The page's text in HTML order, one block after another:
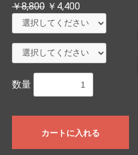
￥8,800 ￥4,400
数量
カートに入れる